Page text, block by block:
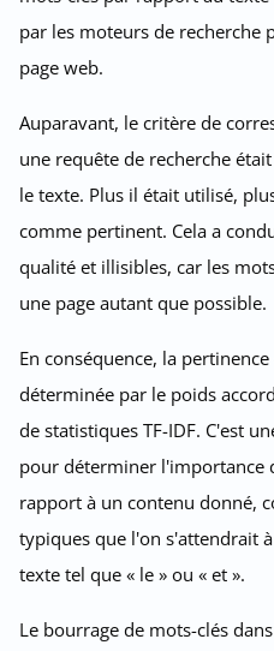
par les moteurs de recherche
page web.
Auparavant, le critère de
une requête de recherche
le texte. Plus il était utilisé,
comme pertinent. Cela a
qualité et illisibles, car les
une page autant que possible.
En conséquence, la
déterminée par le poids
de statistiques TF-IDF. C'est
pour déterminer l'importance
rapport à un contenu donné,
typiques que l'on s'attendrait
texte tel que « le » ou « et ».
Le bourrage de mots-clés